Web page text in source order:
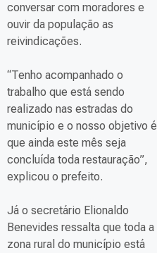
conversar com moradores e
ouvir da população as
reivindicações.
“Tenho acompanhado o
trabalho que está sendo
realizado nas estradas do
município e o nosso objetivo é
que ainda este mês seja
concluída toda restauração”,
explicou o prefeito.
Já o secretário Elionaldo
Benevides ressalta que toda a
zona rural do município está